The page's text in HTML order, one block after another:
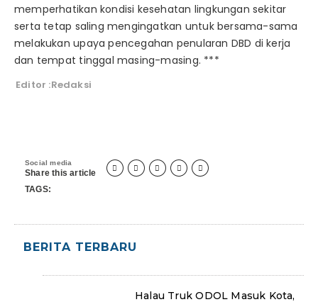
memperhatikan kondisi kesehatan lingkungan sekitar
serta tetap saling mengingatkan untuk bersama-sama
melakukan upaya pencegahan penularan DBD di kerja
dan tempat tinggal masing-masing. ***
Editor :Redaksi
Social media
Share this article     
TAGS:
BERITA TERBARU
Halau Truk ODOL Masuk Kota,